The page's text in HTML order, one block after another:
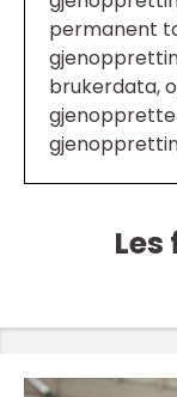
permanent
brukerdata,